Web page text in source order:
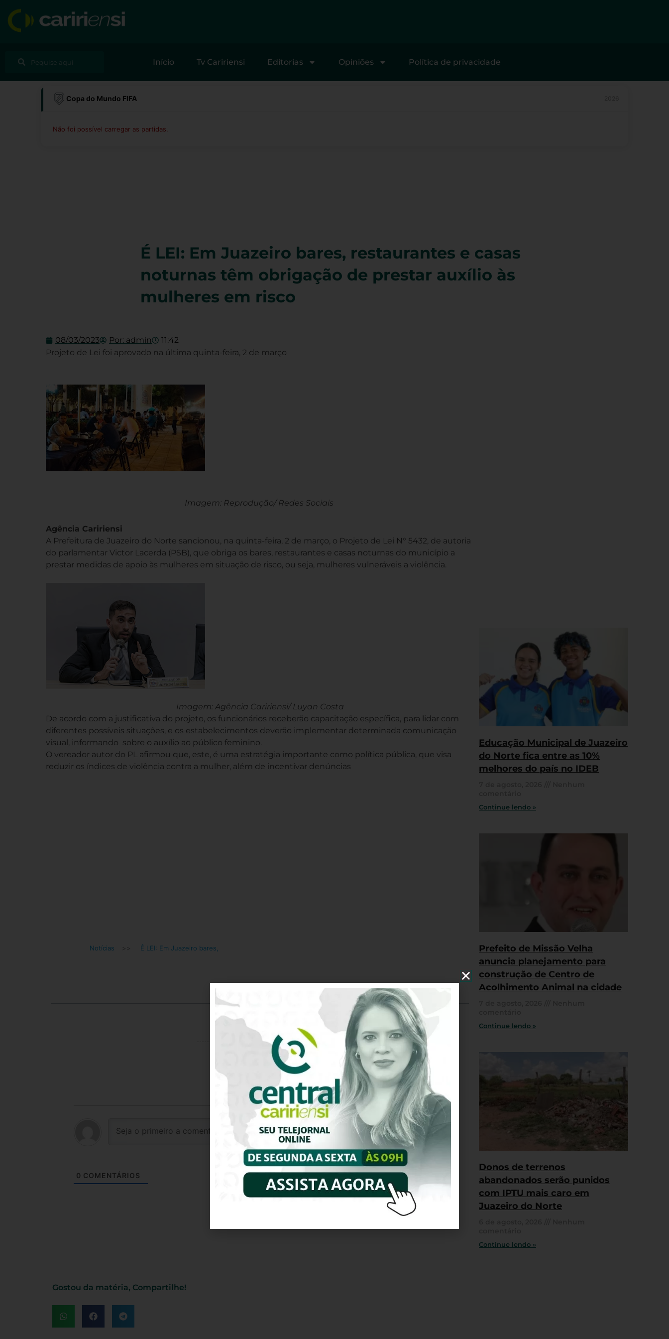
para
Pesquisar
Início Tv Caririensi Editorias Opiniões Política de privacidade
Copa do Mundo FIFA
Não foi possível carregar as partidas.
É LEI: Em Juazeiro bares, restaurantes e casas
noturnas têm obrigação de prestar auxílio às
mulheres em risco
08/03/2023 Por: admin
11:42
Projeto de Lei foi aprovado na última quinta-feira, 2 de março
Imagem: Reprodução/ Redes Sociais
Agência Caririensi
A Prefeitura de Juazeiro do Norte sancionou, na quinta-feira, 2 de março, o Projeto de Lei N° 5432, de autoria
do parlamentar Victor Lacerda (PSB), que obriga os bares, restaurantes e casas noturnas do município a
prestar medidas de apoio às mulheres em situação de risco, ou seja, mulheres vulneráveis a violência.
Imagem: Agência Caririensi/ Luyan Costa
De acordo com a justificativa do projeto, os funcionários receberão capacitação específica, para lidar com
diferentes possíveis situações, e os estabelecimentos deverão implementar determinada comunicação
visual, informando sobre o auxílio ao público feminino.
O vereador autor do PL afirmou que, este, é uma estratégia importante como política pública, que visa
reduzir os índices de violência contra a mulher, além de incentivar denúncias
Notícias >> É LEI: Em Juazeiro bares,
0
Avaliação do artigo
0 COMENTÁRIOS
Gostou da matéria, Compartilhe!
Educação Municipal de Juazeiro
do Norte fica entre as 10%
melhores do país no IDEB
Continue lendo »
Prefeito de Missão Velha
anuncia planejamento para
construção de Centro de
Acolhimento Animal na cidade
Continue lendo »
Donos de terrenos
abandonados serão punidos
com IPTU mais caro em
Juazeiro do Norte
Continue lendo »